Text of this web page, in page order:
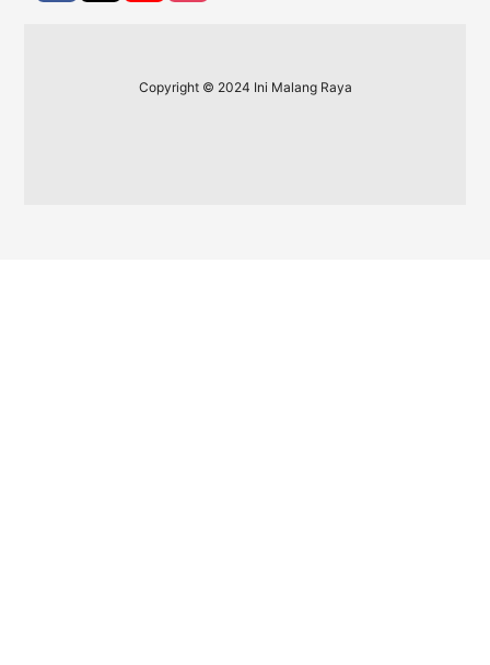
Copyright © 2024 Ini Malang Raya